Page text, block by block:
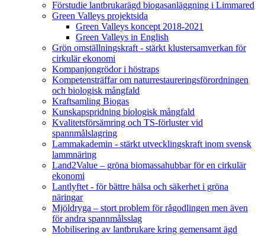
Förstudie lantbrukarägd biogasanläggning i Limmared
Green Valleys projektsida
Green Valleys koncept 2018-2021
Green Valleys in English
Grön omställningskraft - stärkt klustersamverkan för
cirkulär ekonomi
Kompanjongrödor i höstraps
Kompetensträffar om naturrestaureringsförordningen
och biologisk mångfald
Kraftsamling Biogas
Kunskapspridning biologisk mångfald
Kvalitetsförsämring och TS-förluster vid
spannmålslagring
Lammakademin - stärkt utvecklingskraft inom svensk
lammnäring
Land2Value – gröna biomassahubbar för en cirkulär
ekonomi
Lantlyftet - för bättre hälsa och säkerhet i gröna
näringar
Mjöldryga – stort problem för rågodlingen men även
för andra spannmålsslag
Mobilisering av lantbrukare kring gemensamt ägd